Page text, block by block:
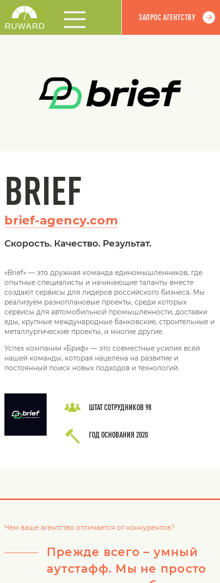
ЗАПРОС АГЕНТСТВУ
BRIEF
brief-agency.com
Скорость. Качество. Результат.
«Brief» — это дружная команда единомышленников, где
опытные специалисты и начинающие таланты вместе
создают сервисы для лидеров российского бизнеса. Мы
реализуем разноплановые проекты, среди которых
сервисы для автомобильной промышленности, доставки
еды, крупные международные банковские, строительные и
металлургические проекты, и многие другие.
Успех компании «Бриф» — это совместные усилия всей
нашей команды, которая нацелена на развитие и
постоянный поиск новых подходов и технологий.
ШТАТ СОТРУДНИКОВ 98
ГОД ОСНОВАНИЯ 2020
Чем ваше агентство отличается от конкурентов?
Прежде всего – умный
аутстафф. Мы не просто